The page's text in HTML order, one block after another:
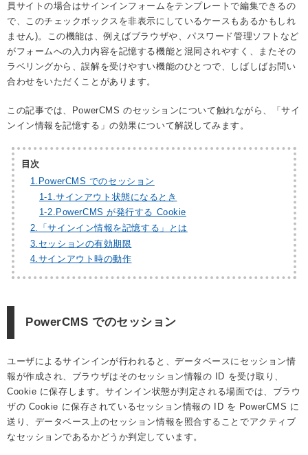
員サイトの場合はサインインフォームをテンプレートで編集できるの
で、このチェックボックスを非表示にしているケースもあるかもしれ
ません)。この機能は、例えばブラウザや、パスワード管理ソフトなど
がフォームへの入力内容を記憶する機能と混同されやすく、またその
ラベリングから、誤解を受けやすい機能のひとつで、しばしばお問い
合わせをいただくことがあります。
この記事では、PowerCMS のセッションについて触れながら、「サイ
ンイン情報を記憶する」の効果について解説してみます。
目次
1. PowerCMS でのセッション
1-1.サインアウト状態になるとき
1-2. PowerCMS が発行する Cookie
2.
「サインイン情報を記憶する」とは
3. セッションの有効期限
4.サインアウト時の動作
PowerCMS でのセッション
ユーザによるサインインが行われると、データベースにセッション情
報が作成され、ブラウザはそのセッション情報の ID を受け取り、
Cookie に保存します。サインイン状態が判定される場面では、ブラウ
ザの Cookie に保存されているセッション情報の ID を PowerCMS に
送り、データベース上のセッション情報を照合することでアクティブ
なセッションであるかどうか判定しています。